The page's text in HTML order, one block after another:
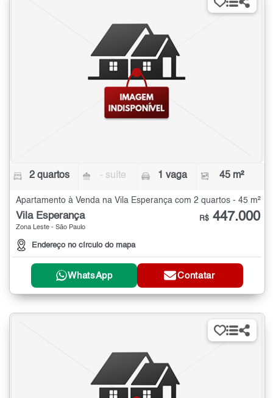
2 quartos - suíte 1 vaga 45 m²
Apartamento à Venda na Vila Esperança com 2 quartos - 45 m²
Vila Esperança
Zona Leste - São Paulo
Endereço no círculo do mapa
R$ 447.000
WhatsApp Contatar